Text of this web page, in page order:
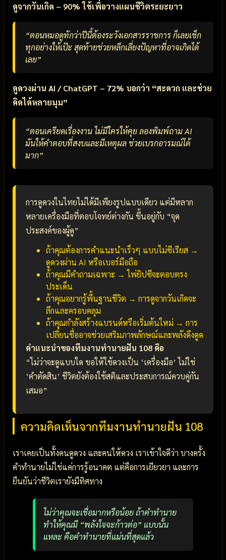
ดูจากวันเกิด – 90% ใช้เพื่อวางแผนชีวิตระยะยาว
“ตอนหมอดูทักว่าปีนี้ต้องระวังเอกสารราชการ ก็เลยเช็ก
ทุกอย่างให้เป๊ะ สุดท้ายช่วยหลีกเลี่ยงปัญหาที่อาจเกิดได้
เลย”
ดูดวงผ่าน AI / ChatGPT – 72% บอกว่า “สะดวก และช่วย
คิดได้หลายมุม”
“ตอนเครียดเรื่องงาน ไม่มีใครให้คุย ลองพิมพ์ถาม AI
มันให้คำตอบที่สงบและมีเหตุผล ช่วยเบรกอารมณ์ได้
มาก”
การดูดวงในไทยไม่ได้มีเพียงรูปแบบเดียว แต่มีหลาก
หลายเครื่องมือที่ตอบโจทย์ต่างกัน ขึ้นอยู่กับ “จุด
ประสงค์ของผู้ดู”
ถ้าคุณต้องการคำแนะนำเร็วๆ แบบไม่ซีเรียส →
ดูดวงผ่าน AI หรือเบอร์มือถือ
ถ้าคุณมีคำถามเฉพาะ → ไพ่ยิปซีจะตอบตรง
ประเด็น
ถ้าคุณอยากรู้พื้นฐานชีวิต → การดูจากวันเกิดจะ
ลึกและครอบคลุม
ถ้าคุณกำลังสร้างแบรนด์หรือเริ่มต้นใหม่ → การ
เปลี่ยนชื่ออาจช่วยเสริมภาพลักษณ์และพลังดึงดูด
คำแนะนำของทีมงานทำนายฝัน 108 คือ
“ไม่ว่าจะดูแบบใด ขอให้ใช้ดวงเป็น ‘เครื่องมือ’ ไม่ใช่
‘คำตัดสิน’ ชีวิตยังต้องใช้สติและประสบการณ์ควบคู่กัน
เสมอ”
ความคิดเห็นจากทีมงานทำนายฝัน 108
เราเคยเป็นทั้งคนดูดวง และคนให้ดวง เราเข้าใจดีว่า บางครั้ง
คำทำนายไม่ใช่แค่การรู้อนาคต แต่คือการเยียวยา และการ
ยืนยันว่าชีวิตเรายังมีทิศทาง
ไม่ว่าคุณจะเชื่อมากหรือน้อย ถ้าคำทำนาย
ทำให้คุณมี “พลังใจจะก้าวต่อ” แบบนั้น
แหละ คือคำทำนายที่แม่นที่สุดแล้ว